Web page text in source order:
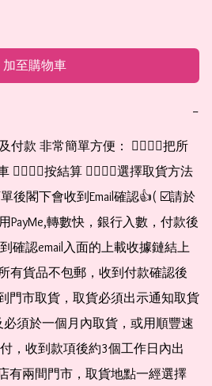
加至購物車
−
款 非常簡單方便： 👉🏻👉🏻把所
按結算 👉🏻👉🏻選擇取貨方法
後閣下會收到Email確認👍( ☑️請於
PayMe,轉數快，銀行入數，付款後
確認email入面的上載收據鏈結上
有貨品不包郵，收到付款確認後
門市取貨，取貨必須出示通知取貨
必須於一個月內取貨，或用順豐速
，收到款項後約3個工作日內出
有兩間門市，取貨地點一經選擇